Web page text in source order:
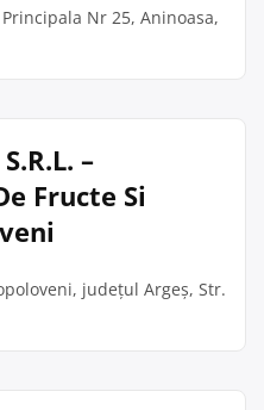
Nr 25, Aninoasa,
–
Fructe Si
județul Argeș, Str.